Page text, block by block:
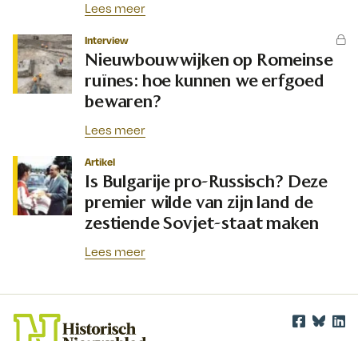
Lees meer
Interview
Nieuwbouwwijken op Romeinse
ruïnes: hoe kunnen we erfgoed
bewaren?
Lees meer
Artikel
Is Bulgarije pro-Russisch? Deze
premier wilde van zijn land de
zestiende Sovjet-staat maken
Lees meer